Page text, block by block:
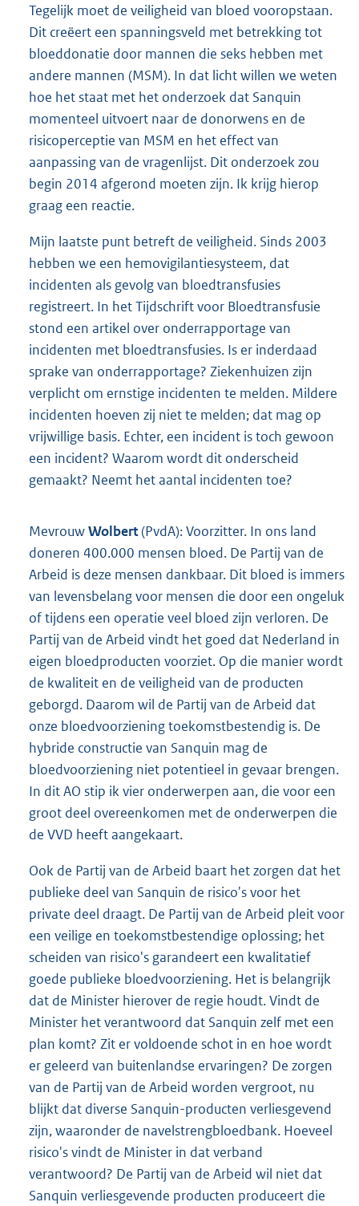
Tegelijk moet de veiligheid van bloed vooropstaan.
Dit creëert een spanningsveld met betrekking tot
bloeddonatie door mannen die seks hebben met
andere mannen (MSM). In dat licht willen we weten
hoe het staat met het onderzoek dat Sanquin
momenteel uitvoert naar de donorwens en de
risicoperceptie van MSM en het effect van
aanpassing van de vragenlijst. Dit onderzoek zou
begin 2014 afgerond moeten zijn. Ik krijg hierop
graag een reactie.
Mijn laatste punt betreft de veiligheid. Sinds 2003
hebben we een hemovigilantiesysteem, dat
incidenten als gevolg van bloedtransfusies
registreert. In het Tijdschrift voor Bloedtransfusie
stond een artikel over onderrapportage van
incidenten met bloedtransfusies. Is er inderdaad
sprake van onderrapportage? Ziekenhuizen zijn
verplicht om ernstige incidenten te melden. Mildere
incidenten hoeven zij niet te melden; dat mag op
vrijwillige basis. Echter, een incident is toch gewoon
een incident? Waarom wordt dit onderscheid
gemaakt? Neemt het aantal incidenten toe?
MevrouwWolbert(PvdA): Voorzitter. In ons land
doneren 400.000 mensen bloed. De Partij van de
Arbeid is deze mensen dankbaar. Dit bloed is immers
van levensbelang voor mensen die door een ongeluk
of tijdens een operatie veel bloed zijn verloren. De
Partij van de Arbeid vindt het goed dat Nederland in
eigen bloedproducten voorziet. Op die manier wordt
de kwaliteit en de veiligheid van de producten
geborgd. Daarom wil de Partij van de Arbeid dat
onze bloedvoorziening toekomstbestendig is. De
hybride constructie van Sanquin mag de
bloedvoorziening niet potentieel in gevaar brengen.
In dit AO stip ik vier onderwerpen aan, die voor een
groot deel overeenkomen met de onderwerpen die
de VVD heeft aangekaart.
Ook de Partij van de Arbeid baart het zorgen dat het
publieke deel van Sanquin de risico's voor het
private deel draagt. De Partij van de Arbeid pleit voor
een veilige en toekomstbestendige oplossing; het
scheiden van risico's garandeert een kwalitatief
goede publieke bloedvoorziening. Het is belangrijk
dat de Minister hierover de regie houdt. Vindt de
Minister het verantwoord dat Sanquin zelf met een
plan komt? Zit er voldoende schot in en hoe wordt
er geleerd van buitenlandse ervaringen? De zorgen
van de Partij van de Arbeid worden vergroot, nu
blijkt dat diverse Sanquin-producten verliesgevend
zijn, waaronder de navelstrengbloedbank. Hoeveel
risico's vindt de Minister in dat verband
verantwoord? De Partij van de Arbeid wil niet dat
Sanquin verliesgevende producten produceert die